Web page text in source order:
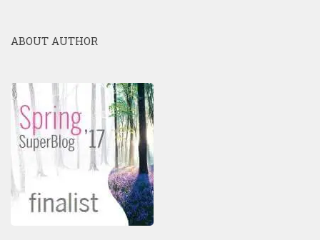
ABOUT AUTHOR